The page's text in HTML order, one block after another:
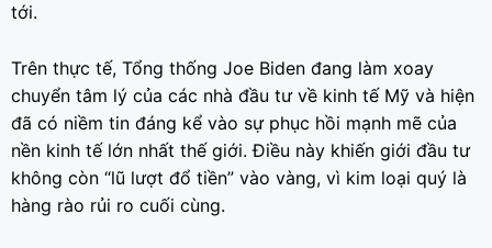
tới.
Trên thực tế, Tổng thống Joe Biden đang làm xoay
chuyển tâm lý của các nhà đầu tư về kinh tế Mỹ và hiện
đã có niềm tin đáng kể vào sự phục hồi mạnh mẽ của
nền kinh tế lớn nhất thế giới. Điều này khiến giới đầu tư
không còn “lũ lượt đổ tiền” vào vàng, vì kim loại quý là
hàng rào rủi ro cuối cùng.